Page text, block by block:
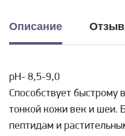
Описание
pH- 8,5-9,0
Способствует
тонкой кожи век и шеи.
пептидам и